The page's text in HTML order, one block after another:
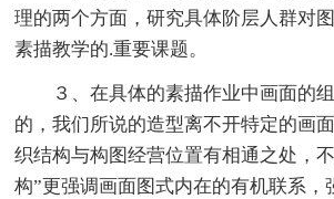
理的两个方面，研究具体阶层人群对
素描教学的.重要课题。
３、在具体的素描作业中画面的
的，我们所说的造型离不开特定的画
织结构与构图经营位置有相通之处，
构”更强调画面图式内在的有机联系，